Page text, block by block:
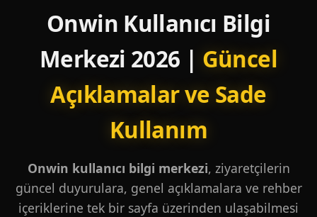
Onwin Kullanıcı Bilgi
Merkezi 2026 | Güncel
Açıklamalar ve Sade
Kullanım
Onwin kullanıcı bilgi merkezi, ziyaretçilerin
güncel duyurulara, genel açıklamalara ve rehber
içeriklerine tek bir sayfa üzerinden ulaşabilmesi